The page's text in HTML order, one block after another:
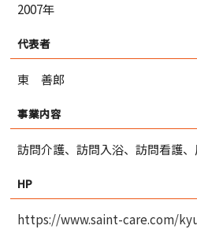
2007年
代表者
東 善郎
事業内容
訪問介護、訪問入浴、訪問看護
HP
https://www.saint-care.com/